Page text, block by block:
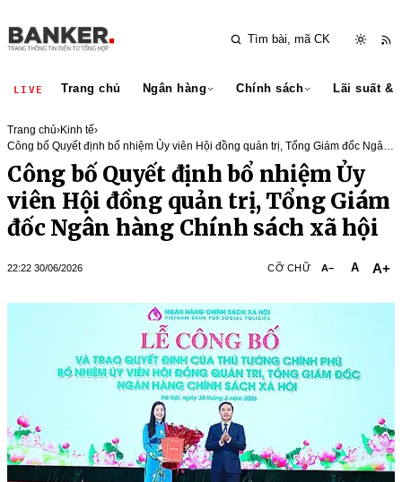
LIVE Trang chủ Ngân hàng Chính sách Lãi suất &
Trang chủ›Kinh tế›
Công bố Quyết định bổ nhiệm Ủy viên Hội đồng quản trị, Tổng Giám đốc Ngân
hàng Chính sách xã hội
Công bố Quyết định bổ nhiệm Ủy
viên Hội đồng quản trị, Tổng Giám
đốc Ngân hàng Chính sách xã hội
22:22 30/06/2026 CỠ CHỮ A− A A+